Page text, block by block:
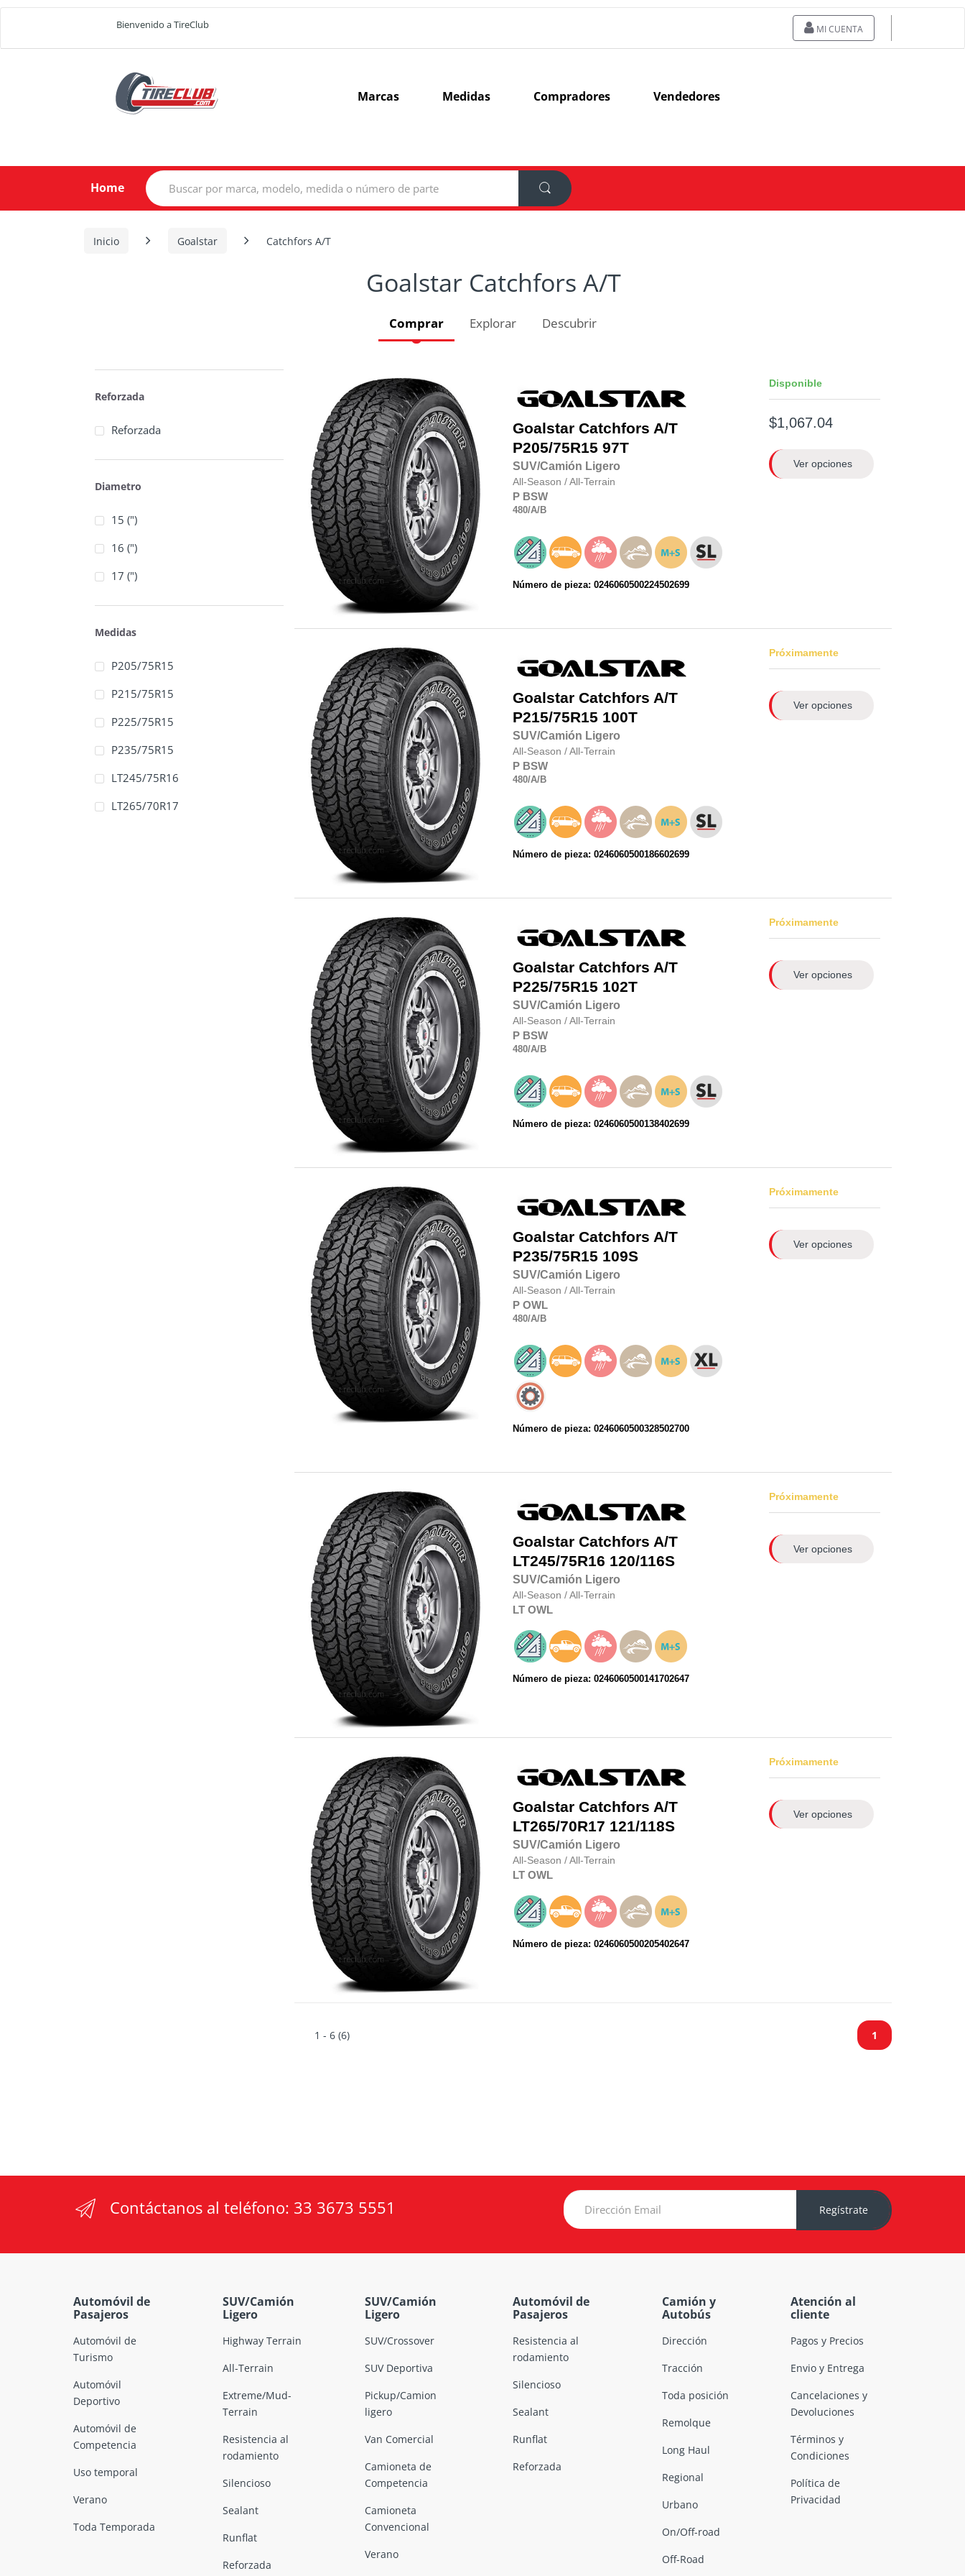
Bienvenido a TireClub MI CUENTA
Marcas Medidas Compradores Vendedores
Home
Search
for:
Inicio Goalstar Catchfors A/T
Goalstar Catchfors A/T
Comprar Explorar Descubrir
Goalstar Catchfors A/T
P205/75R15 97T
SUV/Camión Ligero
All-Season /All-Terrain
P BSW
480/A/B
Número de pieza: 0246060500224502699
Disponible
$1,067.04
Ver opciones
Goalstar Catchfors A/T
P215/75R15 100T
SUV/Camión Ligero
All-Season /All-Terrain
P BSW
480/A/B
Número de pieza: 0246060500186602699
Próximamente
Ver opciones
Goalstar Catchfors A/T
P225/75R15 102T
SUV/Camión Ligero
All-Season /All-Terrain
P BSW
480/A/B
Número de pieza: 0246060500138402699
Próximamente
Ver opciones
Goalstar Catchfors A/T
P235/75R15 109S
SUV/Camión Ligero
All-Season /All-Terrain
P OWL
480/A/B
Número de pieza: 0246060500328502700
Próximamente
Ver opciones
Goalstar Catchfors A/T
LT245/75R16 120/116S
SUV/Camión Ligero
All-Season /All-Terrain
LT OWL
Número de pieza: 0246060500141702647
Próximamente
Ver opciones
Goalstar Catchfors A/T
LT265/70R17 121/118S
SUV/Camión Ligero
All-Season /All-Terrain
LT OWL
Número de pieza: 0246060500205402647
Próximamente
Ver opciones
1 - 6 (6) 1
Reforzada
Reforzada
Diametro
15 (")
16 (")
17 (")
Medidas
P205/75R15
P215/75R15
P225/75R15
P235/75R15
LT245/75R16
LT265/70R17
Contáctanos al teléfono: 33 3673 5551 Regístrate
Automóvil de
Pasajeros
Automóvil de
Turismo
Automóvil
Deportivo
Automóvil de
Competencia
Uso temporal
Verano
Toda Temporada
SUV/Camión
Ligero
Highway Terrain
All-Terrain
Extreme/Mud-
Terrain
Resistencia al
rodamiento
Silencioso
Sealant
Runflat
Reforzada
SUV/Camión
Ligero
SUV/Crossover
SUV Deportiva
Pickup/Camion
ligero
Van Comercial
Camioneta de
Competencia
Camioneta
Convencional
Verano
Automóvil de
Pasajeros
Resistencia al
rodamiento
Silencioso
Sealant
Runflat
Reforzada
Camión y
Autobús
Dirección
Tracción
Toda posición
Remolque
Long Haul
Regional
Urbano
On/Off-road
Off-Road
Atención al
cliente
Pagos y Precios
Envio y Entrega
Cancelaciones y
Devoluciones
Términos y
Condiciones
Política de
Privacidad